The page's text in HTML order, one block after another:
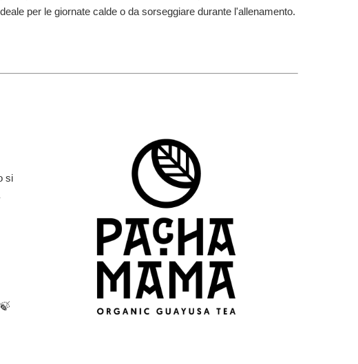
per le giornate calde o da sorseggiare durante l'allenamento.
si